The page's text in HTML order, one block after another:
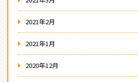
2021年2月
2021年1月
2020年12月